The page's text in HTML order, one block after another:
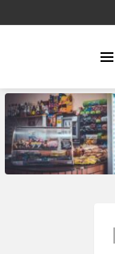
STORIES